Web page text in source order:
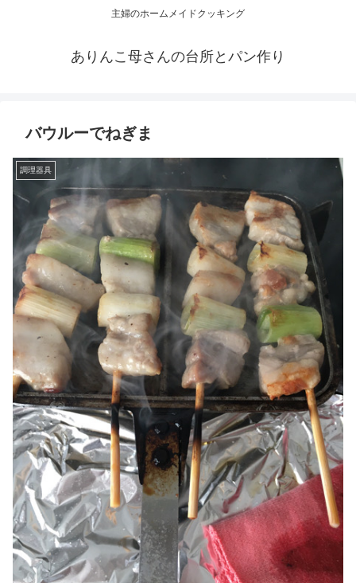
主婦のホームメイドクッキング
ありんこ母さんの台所とパン作り
バウルーでねぎま
調理器具